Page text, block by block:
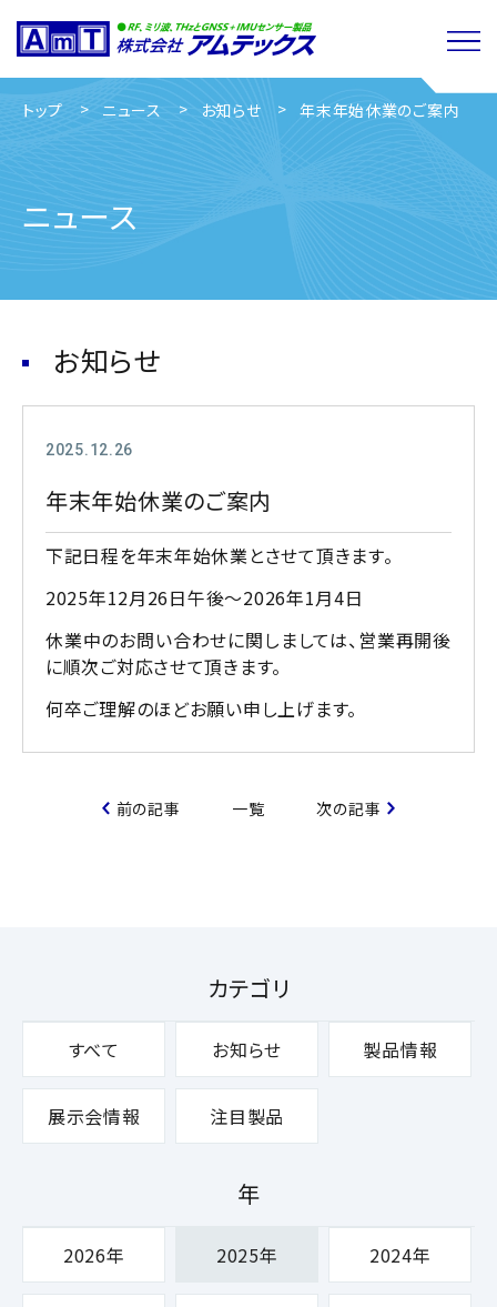
トップ ニュース お知らせ 年末年始休業のご案内
ニュース
お知らせ
2025.12.26
年末年始休業のご案内
下記日程を年末年始休業とさせて頂きます。
2025年12月26日午後～2026年1月4日
休業中のお問い合わせに関しましては、営業再開後
に順次ご対応させて頂きます。
何卒ご理解のほどお願い申し上げます。
前の記事 一覧 次の記事
カテゴリ
すべて お知らせ 製品情報
展示会情報 注目製品
年
2026年 2025年 2024年